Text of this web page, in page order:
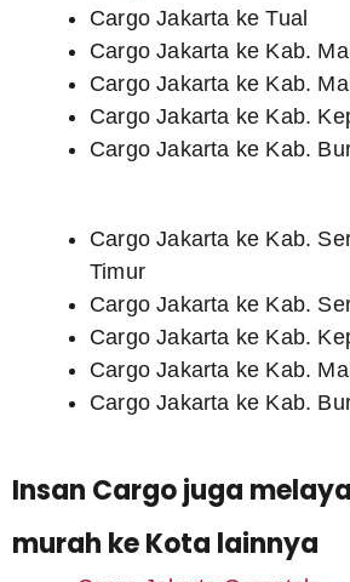
Cargo Jakarta ke Tual
Cargo Jakarta ke Kab.
Cargo Jakarta ke Kab.
Cargo Jakarta ke Kab.
Cargo Jakarta ke Kab.
Cargo Jakarta ke Kab.
Timur
Cargo Jakarta ke Kab.
Cargo Jakarta ke Kab.
Cargo Jakarta ke Kab.
Cargo Jakarta ke Kab.
Insan Cargo juga
murah ke Kota lainnya